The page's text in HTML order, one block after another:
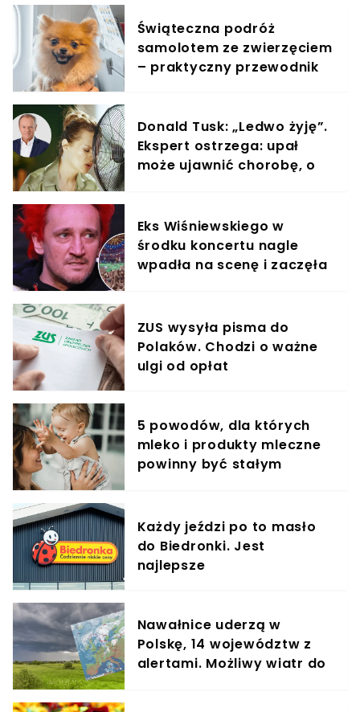
Świąteczna podróż
samolotem ze zwierzęciem
– praktyczny przewodnik
Donald Tusk: „Ledwo żyję”.
Ekspert ostrzega: upał
może ujawnić chorobę, o
Eks Wiśniewskiego w
środku koncertu nagle
wpadła na scenę i zaczęła
ZUS wysyła pisma do
Polaków. Chodzi o ważne
ulgi od opłat
5 powodów, dla których
mleko i produkty mleczne
powinny być stałym
Każdy jeździ po to masło
do Biedronki. Jest
najlepsze
Nawałnice uderzą w
Polskę, 14 województw z
alertami. Możliwy wiatr do